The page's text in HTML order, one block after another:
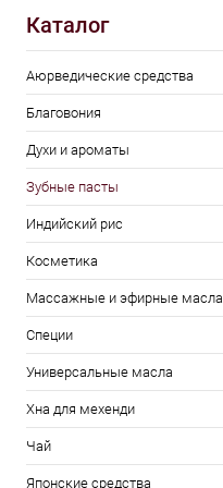
Каталог
Аюрведические средства
Благовония
Духи и ароматы
Зубные пасты
Индийский рис
Косметика
Массажные и эфирные масла
Специи
Универсальные масла
Хна для мехенди
Чай
Японские средства